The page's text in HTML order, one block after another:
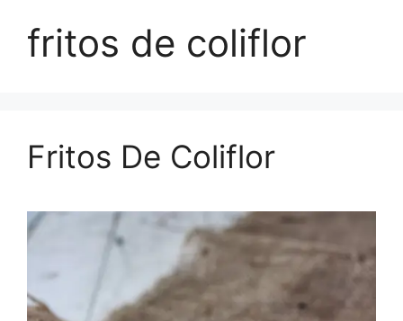
fritos de coliflor
Fritos De Coliflor